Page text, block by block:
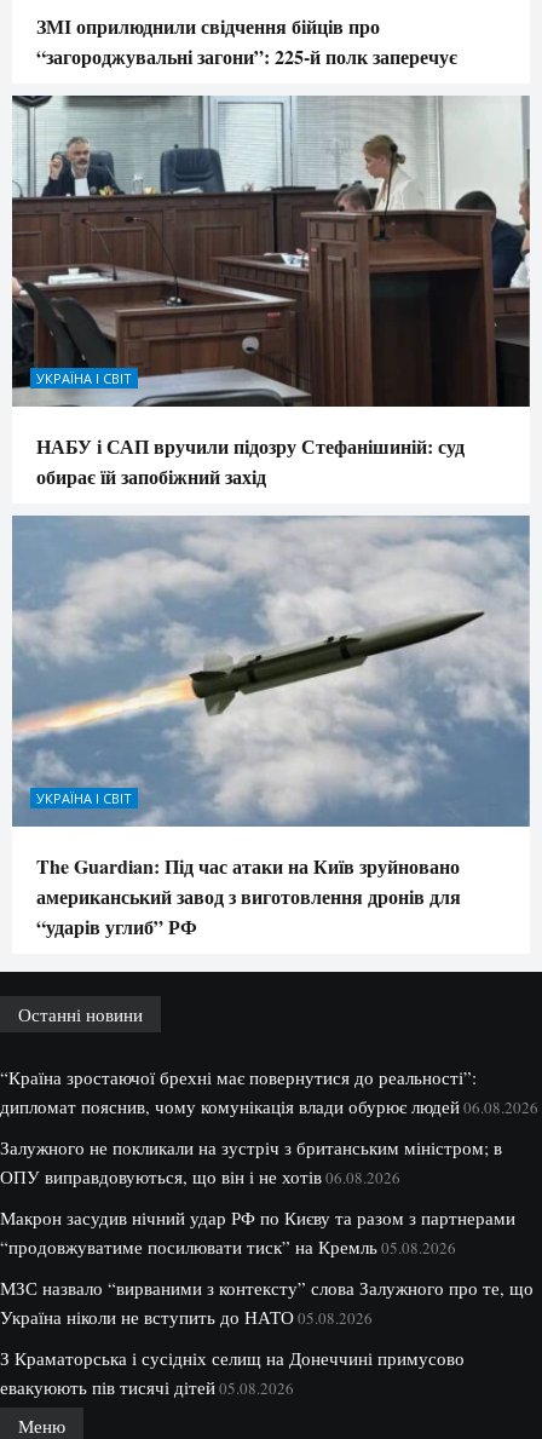
ЗМІ оприлюднили свідчення бійців про
“загороджувальні загони”: 225-й полк заперечує
УКРАЇНА І СВІТ
НАБУ і САП вручили підозру Стефанішиній: суд
обирає їй запобіжний захід
УКРАЇНА І СВІТ
The Guardian: Під час атаки на Київ зруйновано
американський завод з виготовлення дронів для
“ударів углиб” РФ
Останні новини
“Країна зростаючої брехні має повернутися до реальності”:
дипломат пояснив, чому комунікація влади обурює людей06.08.2026
Залужного не покликали на зустріч з британським міністром; в
ОПУ виправдовуються, що він і не хотів06.08.2026
Макрон засудив нічний удар РФ по Києву та разом з партнерами
“продовжуватиме посилювати тиск” на Кремль05.08.2026
МЗС назвало “вирваними з контексту” слова Залужного про те, що
Україна ніколи не вступить до НАТО05.08.2026
З Краматорська і сусідніх селищ на Донеччині примусово
евакуюють пів тисячі дітей05.08.2026
Меню